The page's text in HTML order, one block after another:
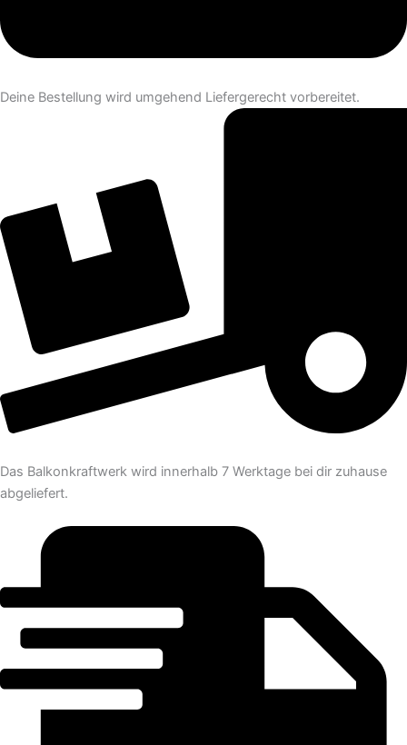
Deine Bestellung wird umgehend Liefergerecht vorbereitet.
Das Balkonkraftwerk wird innerhalb 7 Werktage bei dir zuhause
abgeliefert.